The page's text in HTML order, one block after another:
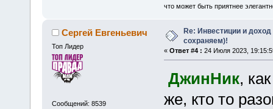
что может быть приятнее
Сергей Евгеньевич
Топ Лидер
Сообщений: 8539
Re: Инвестиции и
сохраняем)!
« Ответ #4 : 24 Июля 2023,
ДжинНик,
же, кто то